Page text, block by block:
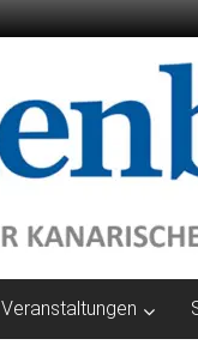
Veranstaltungen